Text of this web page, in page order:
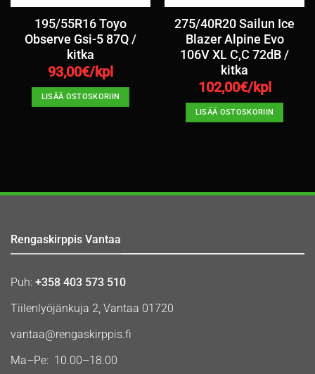
195/55R16 Toyo
Observe Gsi-5 87Q /
kitka
93,00€/kpl
LISÄÄ OSTOSKORIIN
275/40R20 Sailun Ice
Blazer Alpine Evo
106V XL C,C 72dB /
kitka
102,00€/kpl
LISÄÄ OSTOSKORIIN
Rengaskirppis Vantaa
Puh: +358 403 573 510
Tiilenlyöjänkuja 2, Vantaa 01720
vantaa@rengaskirppis.fi
Ma–Pe: 10.00–18.00